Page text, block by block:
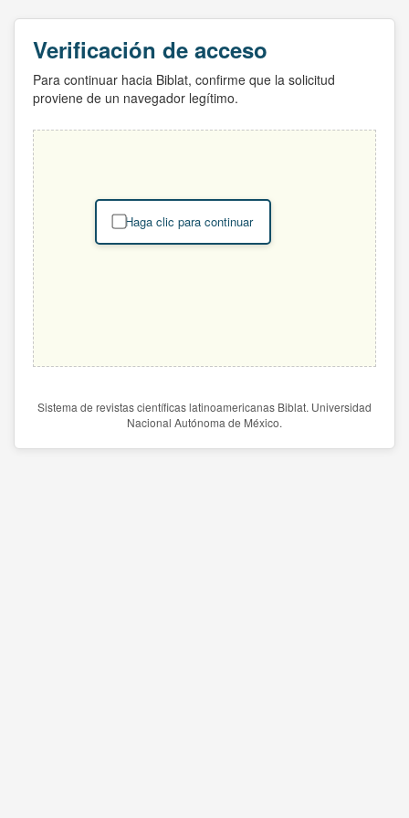
Verificación de acceso
Para continuar hacia Biblat, confirme que la solicitud
proviene de un navegador legítimo.
Haga clic para continuar
Sistema de revistas científicas latinoamericanas Biblat. Universidad
Nacional Autónoma de México.